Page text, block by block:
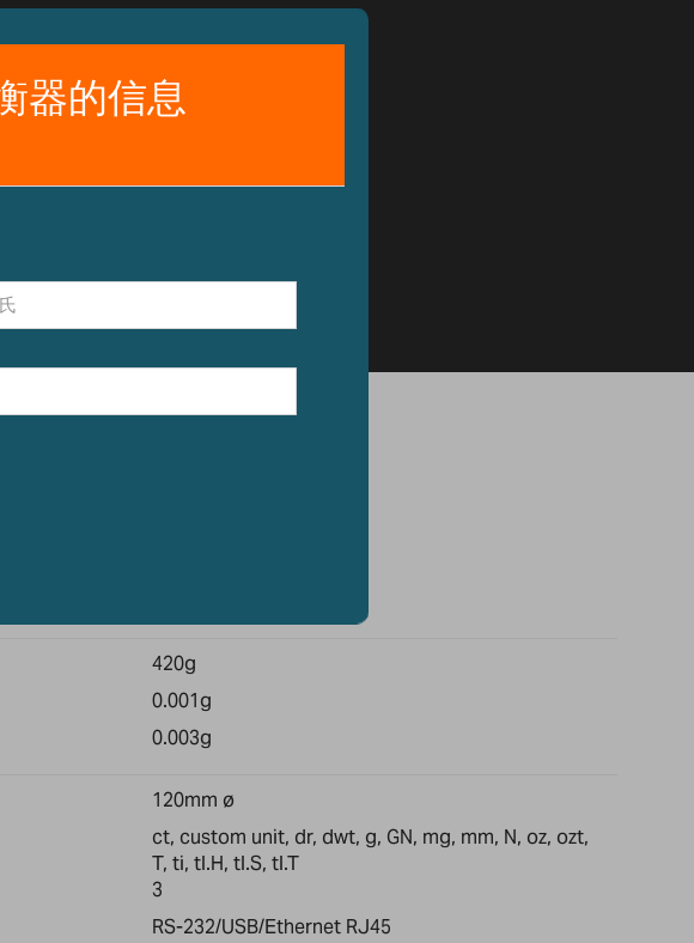
南。
420g
0.001g
0.003g
120mm ø
ct, custom unit, dr, dwt, g, GN, mg, mm, N, oz, ozt,
T, ti, tl.H, tl.S, tl.T
3
RS-232/USB/Ethernet RJ45